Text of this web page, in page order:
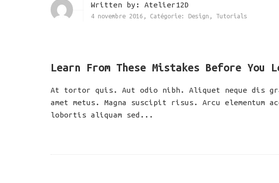
Written by: Atelier12D
4 novembre 2016 , Catégorie: Design , Tutorials
Learn From These Mistakes Before You
At tortor quis. Aut odio nibh. Aliquet neque dis
amet metus. Magna suscipit risus. Arcu elementum
lobortis aliquam sed...